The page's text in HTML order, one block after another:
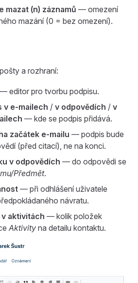
mazat (n) záznamů — omezení
mazání (0 = bez omezení).
a rozhraní:
— editor pro tvorbu podpisu.
v e-mailech / v odpovědích / v
— kde se podpis přidává.
začátek e-mailu — podpis bude
(před citací), ne na konci.
v odpovědích — do odpovědi se
Předmět.
— při odhlášení uživatele
návratu.
v aktivitách — kolik položek
Aktivity na detailu kontaktu.